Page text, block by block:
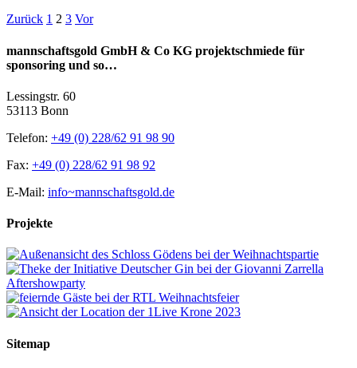
Zurück 1 2 3 Vor
mannschaftsgold GmbH & Co KG projektschmiede für
sponsoring und so…
Lessingstr. 60
53113 Bonn
Telefon: +49 (0) 228/62 91 98 90
Fax: +49 (0) 228/62 91 98 92
E-Mail: info~mannschaftsgold.de
Projekte
Sitemap